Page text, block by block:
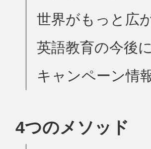
世界がもっと広
英語教育の今後
キャンペーン情
4つのメソッド